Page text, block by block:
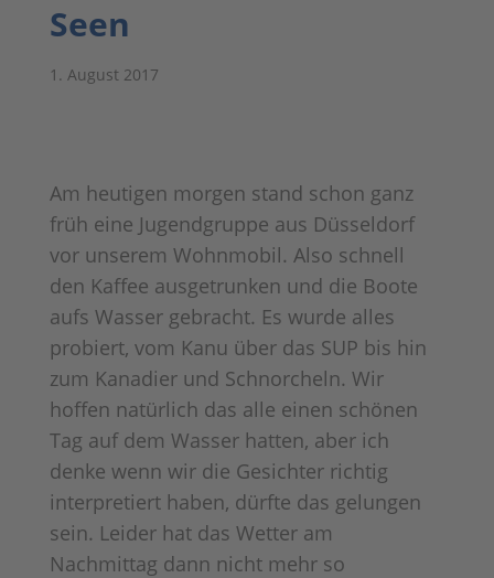
Seen
1. August 2017
Am heutigen morgen stand schon ganz
früh eine Jugendgruppe aus Düsseldorf
vor unserem Wohnmobil. Also schnell
den Kaffee ausgetrunken und die Boote
aufs Wasser gebracht. Es wurde alles
probiert, vom Kanu über das SUP bis hin
zum Kanadier und Schnorcheln. Wir
hoffen natürlich das alle einen schönen
Tag auf dem Wasser hatten, aber ich
denke wenn wir die Gesichter richtig
interpretiert haben, dürfte das gelungen
sein. Leider hat das Wetter am
Nachmittag dann nicht mehr so